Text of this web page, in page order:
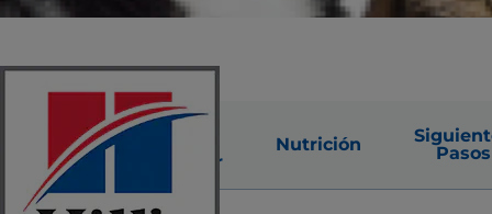
Factores
de
Riesgo
Tipos
Cáncer
Nutrición
Pasos